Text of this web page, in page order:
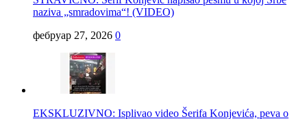
naziva „smradovima“! (VIDEO)
фебруар 27, 2026 0
EKSKLUZIVNO: Isplivao video Šerifa Konjevića, peva o